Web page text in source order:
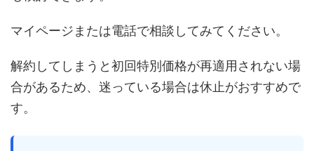
マイページまたは電話で相談してみてください。
解約してしまうと初回特別価格が再適用されない場
合があるため、迷っている場合は休止がおすすめで
す。